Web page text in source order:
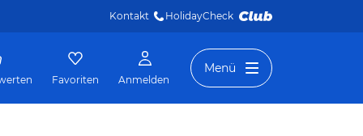
Kontakt HolidayCheck
Favoriten Anmelden
Menü